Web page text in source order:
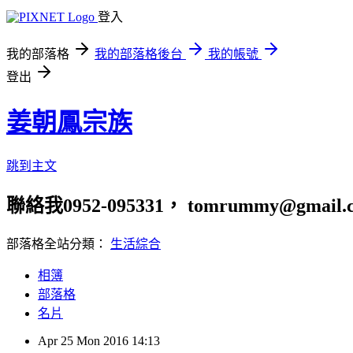
登入
我的部落格 我的部落格後台
我的帳號
登出
姜朝鳳宗族
跳到主文
聯絡我0952-095331，
部落格全站分類： 生活綜合
相簿
部落格
名片
Apr 25 Mon 2016 14:13